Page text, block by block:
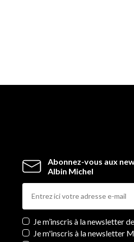
Abonnez-vous aux
Albin Michel
Newsletters
Je m’inscris à la newsletter
Je m'inscris à la newsletter